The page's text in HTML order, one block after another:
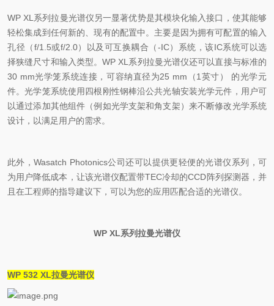
WP XL 系列拉曼光谱仪另一显著优势是其模块化输入接口，使其能够
轻松集成到任何新的、现有的配置中。主要是因为拥有可配置的输入
孔径（f/1.5或f/2.0）以及可互换耦合（-IC）系统，该IC系统可以选
择狭缝尺寸和输入类型。WP XL 系列拉曼光谱仪还可以直接与标准的
30 mm光学笼系统连接，可容纳直径为25 mm （1 英寸）
的光学元
件。光学笼系统使用四根刚性钢棒沿公共光轴安装光学元件，用户可
以通过添加其他组件（例如光学支架和角支架）来不断修改光学系统
设计，以满足用户的需求。
此外，Wasatch Photonics公司还可以提供更轻便的光谱仪系列，可
为用户降低成本，让该光谱仪配置带TEC冷却的CCD阵列探测器，并
且在工程师的指导建议下，可以为您的应用匹配合适的光谱仪。
WP XL系列拉曼光谱仪
WP 532 XL拉曼光谱仪